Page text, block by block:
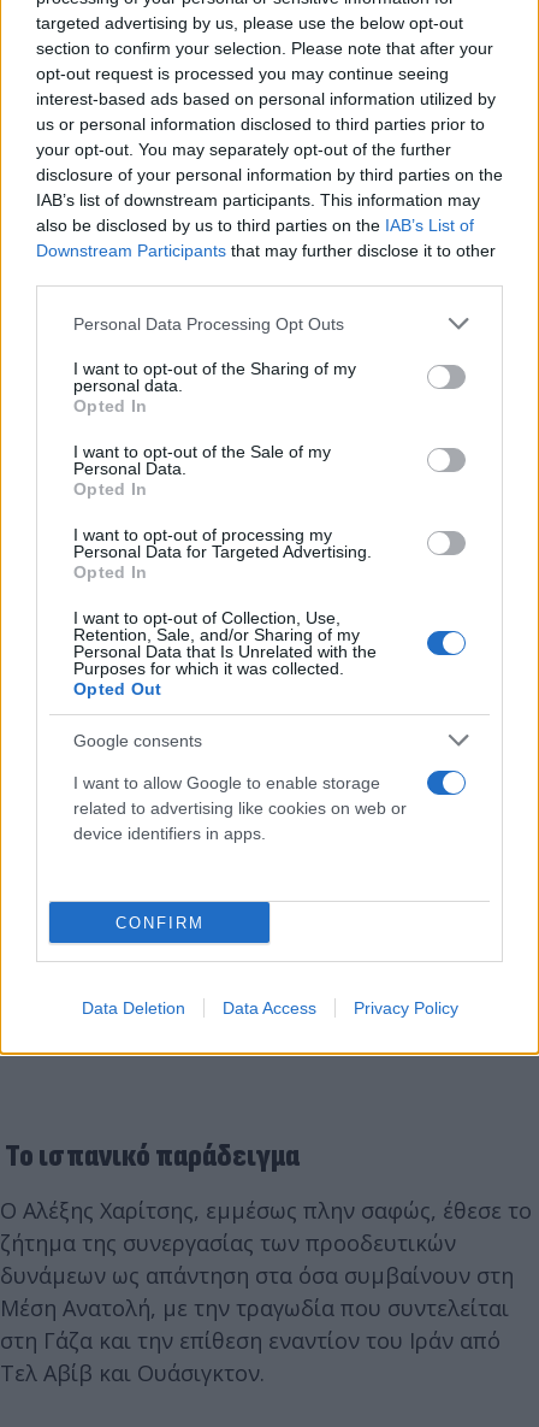
targeted advertising by us, please use the below opt-out
section to confirm your selection. Please note that after your
opt-out request is processed you may continue seeing
interest-based ads based on personal information utilized by
us or personal information disclosed to third parties prior to
your opt-out. You may separately opt-out of the further
disclosure of your personal information by third parties on the
IAB’s list of downstream participants. This information may
also be disclosed by us to third parties on the IAB’s List of
Downstream Participants that may further disclose it to other
Please note that this website/app uses one or more Google
not limited to your visit or usage behaviour. You may click to
grant or deny consent to Google and its third-party tags to
use your data for below specified purposes in below Google
consent section.
Personal Data Processing Opt Outs
I want to opt-out of the Sharing of my
personal data.
Opted In
I want to opt-out of the Sale of my
Personal Data.
Opted In
I want to opt-out of processing my
Personal Data for Targeted Advertising.
Opted In
I want to opt-out of Collection, Use,
Retention, Sale, and/or Sharing of my
Personal Data that Is Unrelated with the
Purposes for which it was collected.
Opted Out
Google consents
I want to allow Google to enable storage
related to advertising like cookies on web or
device identifiers in apps.
CONFIRM
Data Deletion Data Access Privacy Policy
απαιτούνται σε αυτή την κατεύθυνση», σημείωσε ο
πρόεδρος του ΣΥΡΙΖΑ.
Από την πλευρά του, ο πρόεδρος της Νέας
Αριστερά τόνισε πως «η εξωτερική πολιτική και η
άμυνα της χώρας δεν είναι προσωπική υπόθεση
κανενός Πρωθυπουργού και καμίας κυβέρνησης. Ο
κ. Μητσοτάκης οφείλει να ζητήσει από τον ΠτΔ την
άμεση σύγκληση του Συμβουλίου Πολιτικών
Αρχηγών».
Το ισπανικό παράδειγμα
Ο Αλέξης Χαρίτσης, εμμέσως πλην σαφώς, έθεσε το
ζήτημα της συνεργασίας των προοδευτικών
δυνάμεων ως απάντηση στα όσα συμβαίνουν στη
Μέση Ανατολή, με την τραγωδία που συντελείται
στη Γάζα και την επίθεση εναντίον του Ιράν από
Τελ Αβίβ και Ουάσιγκτον.